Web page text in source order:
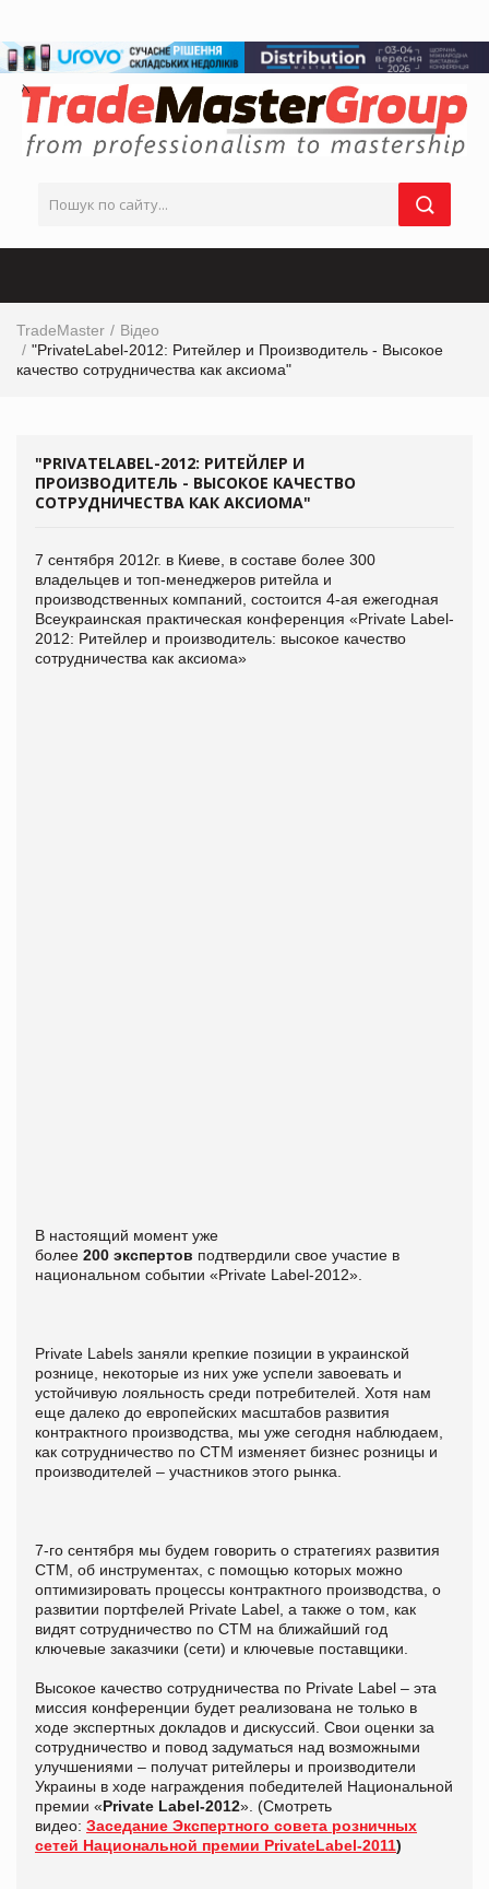
TradeMaster
Відео
"PrivateLabel-2012: Ритейлер и Производитель - Высокое
качество сотрудничества как аксиома"
"PRIVATELABEL-2012: РИТЕЙЛЕР И
ПРОИЗВОДИТЕЛЬ - ВЫСОКОЕ КАЧЕСТВО
СОТРУДНИЧЕСТВА КАК АКСИОМА"
7 сентября 2012г. в Киеве, в составе более 300
владельцев и топ-менеджеров ритейла и
производственных компаний, состоится 4-ая ежегодная
Всеукраинская практическая конференция «Private Label-
2012: Ритейлер и производитель: высокое качество
сотрудничества как аксиома»
В настоящий момент уже
более 200 экспертов подтвердили свое участие в
национальном событии «Private Label-2012».
Private Labels заняли крепкие позиции в украинской
рознице, некоторые из них уже успели завоевать и
устойчивую лояльность среди потребителей. Хотя нам
еще далеко до европейских масштабов развития
контрактного производства, мы уже сегодня наблюдаем,
как сотрудничество по СТМ изменяет бизнес розницы и
производителей – участников этого рынка.
7-го сентября мы будем говорить о стратегиях развития
СТМ, об инструментах, с помощью которых можно
оптимизировать процессы контрактного производства, о
развитии портфелей Private Label, а также о том, как
видят сотрудничество по СТМ на ближайший год
ключевые заказчики (сети) и ключевые поставщики.
Высокое качество сотрудничества по Private Label – эта
миссия конференции будет реализована не только в
ходе экспертных докладов и дискуссий. Свои оценки за
сотрудничество и повод задуматься над возможными
улучшениями – получат ритейлеры и производители
Украины в ходе награждения победителей Национальной
премии «Private Label-2012». (Смотреть
видео: Заседание Экспертного совета розничных
сетей Национальной премии PrivateLabel-2011)